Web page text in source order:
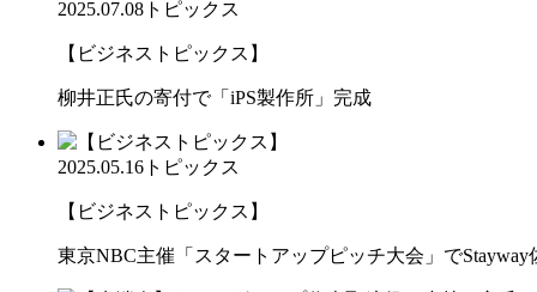
2025.07.08 トピックス
【ビジネストピックス】
柳井正氏の寄付で「iPS製作所」完成
2025.05.16 トピックス
【ビジネストピックス】
東京NBC主催「スタートアップピッチ大会」でStayway